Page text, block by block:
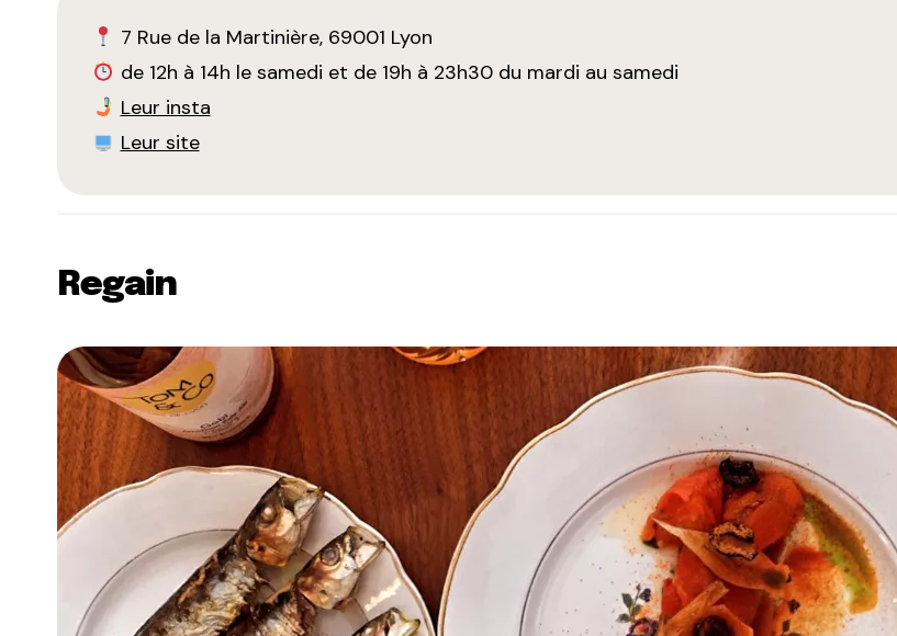
7 Rue de la Martinière, 69001 Lyon
de 12h à 14h le samedi et de 19h à 23h30 du mardi au samedi
Leur insta
Leur site
Regain